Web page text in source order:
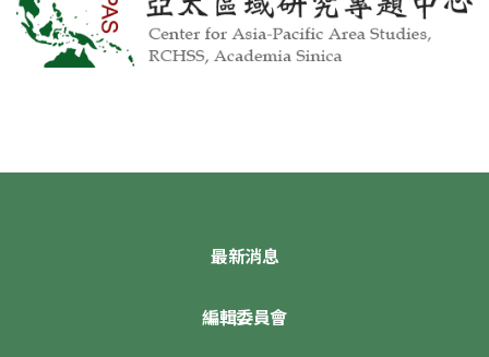
最新消息
編輯委員會